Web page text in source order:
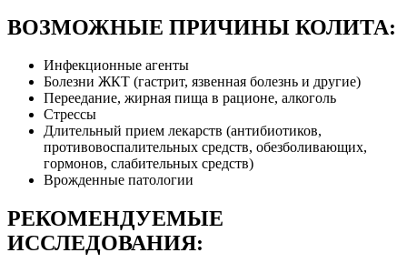
ВОЗМОЖНЫЕ ПРИЧИНЫ КОЛИТА:
Инфекционные агенты
Болезни ЖКТ (гастрит, язвенная болезнь и другие)
Переедание, жирная пища в рационе, алкоголь
Стрессы
Длительный прием лекарств (антибиотиков,
противовоспалительных средств, обезболивающих,
гормонов, слабительных средств)
Врожденные патологии
РЕКОМЕНДУЕМЫЕ
ИССЛЕДОВАНИЯ: